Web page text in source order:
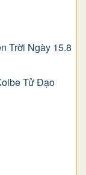
Trời Ngày 15.8
Tử Đạo